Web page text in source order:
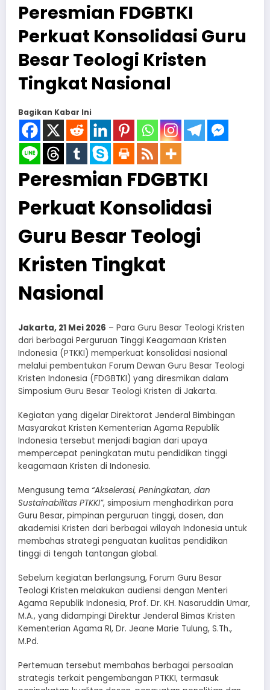
Peresmian FDGBTKI
Perkuat Konsolidasi Guru
Besar Teologi Kristen
Tingkat Nasional
Bagikan Kabar Ini
Peresmian FDGBTKI
Perkuat Konsolidasi
Guru Besar Teologi
Kristen Tingkat
Nasional
Jakarta, 21 Mei 2026 – Para Guru Besar Teologi Kristen
dari berbagai Perguruan Tinggi Keagamaan Kristen
Indonesia (PTKKI) memperkuat konsolidasi nasional
melalui pembentukan Forum Dewan Guru Besar Teologi
Kristen Indonesia (FDGBTKI) yang diresmikan dalam
Simposium Guru Besar Teologi Kristen di Jakarta.
Kegiatan yang digelar Direktorat Jenderal Bimbingan
Masyarakat Kristen Kementerian Agama Republik
Indonesia tersebut menjadi bagian dari upaya
mempercepat peningkatan mutu pendidikan tinggi
keagamaan Kristen di Indonesia.
Mengusung tema “Akselerasi, Peningkatan, dan
Sustainabilitas PTKKI”, simposium menghadirkan para
Guru Besar, pimpinan perguruan tinggi, dosen, dan
akademisi Kristen dari berbagai wilayah Indonesia untuk
membahas strategi penguatan kualitas pendidikan
tinggi di tengah tantangan global.
Sebelum kegiatan berlangsung, Forum Guru Besar
Teologi Kristen melakukan audiensi dengan Menteri
Agama Republik Indonesia, Prof. Dr. KH. Nasaruddin Umar,
M.A., yang didampingi Direktur Jenderal Bimas Kristen
Kementerian Agama RI, Dr. Jeane Marie Tulung, S.Th.,
M.Pd.
Pertemuan tersebut membahas berbagai persoalan
strategis terkait pengembangan PTKKI, termasuk